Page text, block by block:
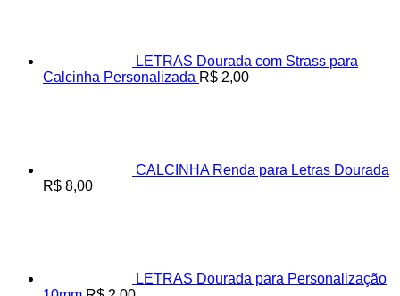
LETRAS Dourada com Strass para
Calcinha Personalizada R$ 2,00
CALCINHA Renda para Letras Dourada
R$ 8,00
LETRAS Dourada para Personalização